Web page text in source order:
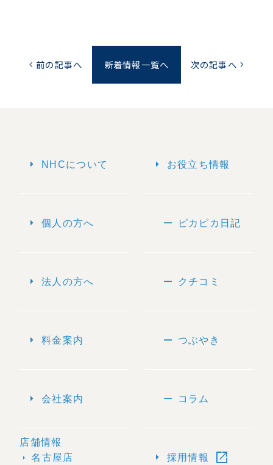
chevron_left 前の記事へ 新着情報一覧へ 次の記事へ chevron_right
arrow_right NHCについて
arrow_right 個人の方へ
arrow_right 法人の方へ
arrow_right 料金案内
arrow_right 会社案内
店舗情報
arrow_right 名古屋店
arrow_right お役立ち情報
remove ピカピカ日記
remove クチコミ
remove つぶやき
remove コラム
arrow_right 採用情報 open_in_new